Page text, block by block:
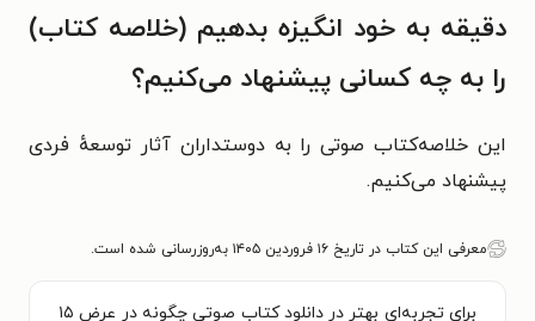
دقیقه به خود انگیزه بدهیم (خلاصه کتاب)
را به چه کسانی پیشنهاد می‌کنیم؟
این خلاصه‌کتاب صوتی را به دوستداران آثار توسعهٔ فردی
پیشنهاد می‌کنیم.
معرفی این کتاب در تاریخ ۱۶ فروردین ۱۴۰۵ به‌روزرسانی شده است.
برای تجربه‌ای بهتر در دانلود کتاب صوتی چگونه در عرض ۱۵